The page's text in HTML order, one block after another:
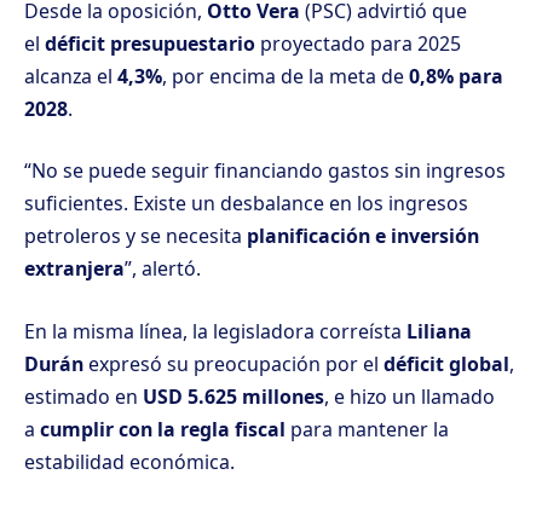
Desde la oposición, Otto Vera (PSC) advirtió que
el déficit presupuestario proyectado para 2025
alcanza el 4,3%, por encima de la meta de0,8% para
2028.
“No se puede seguir financiando gastos sin ingresos
suficientes. Existe un desbalance en los ingresos
petroleros y se necesita planificación e inversión
extranjera”, alertó.
En la misma línea, la legisladora correísta Liliana
Duránexpresó su preocupación por el déficit global,
estimado en USD 5.625 millones, e hizo un llamado
a cumplir con la regla fiscal para mantener la
estabilidad económica.